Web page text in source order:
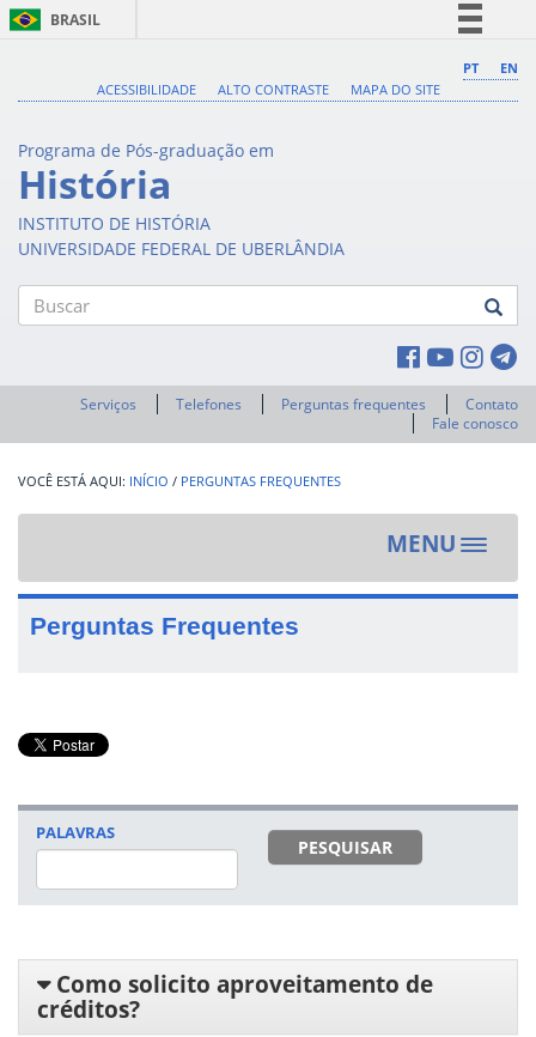
BRASIL
Comunica BR
PT
EN
ACESSIBILIDADE
ALTO CONTRASTE MAPA DO SITE
Programa de Pós-graduação em
História
INSTITUTO DE HISTÓRIA
UNIVERSIDADE FEDERAL DE UBERLÂNDIA
Serviços Telefones Perguntas frequentes
Contato
Fale conosco
INÍCIO / PERGUNTAS FREQUENTES
MENU
Toggle
Perguntas Frequentes
PALAVRAS
PESQUISAR
Como solicito aproveitamento de
créditos?